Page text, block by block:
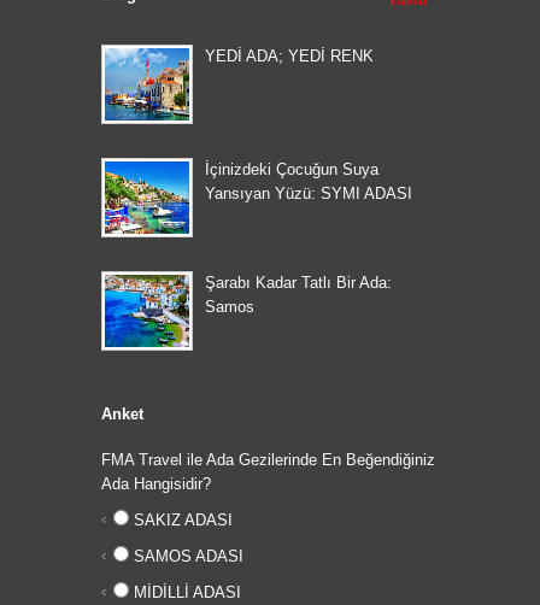
YEDİ ADA; YEDİ RENK
İçinizdeki Çocuğun Suya
Yansıyan Yüzü: SYMI ADASI
Şarabı Kadar Tatlı Bir Ada:
Samos
Anket
FMA Travel ile Ada Gezilerinde En Beğendiğiniz
Ada Hangisidir?
SAKIZ ADASI
SAMOS ADASI
MİDİLLİ ADASI